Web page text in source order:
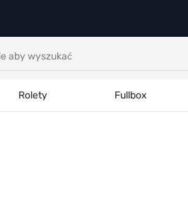
Rolety Fullbox